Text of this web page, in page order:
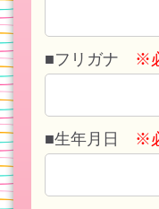
■フリガナ ※
■生年月日 ※